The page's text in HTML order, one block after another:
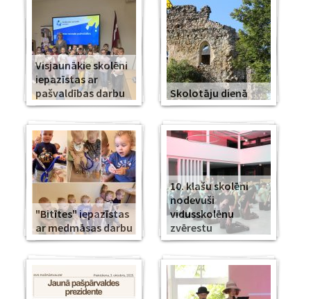
Visjaunākie skolēni
iepazīstas ar
pašvaldības darbu
Skolotāju dienā
"Bitītes" iepazīstas
ar medmāsas darbu
10. klašu skolēni
nodevuši
vidusskolēnu
zvērestu